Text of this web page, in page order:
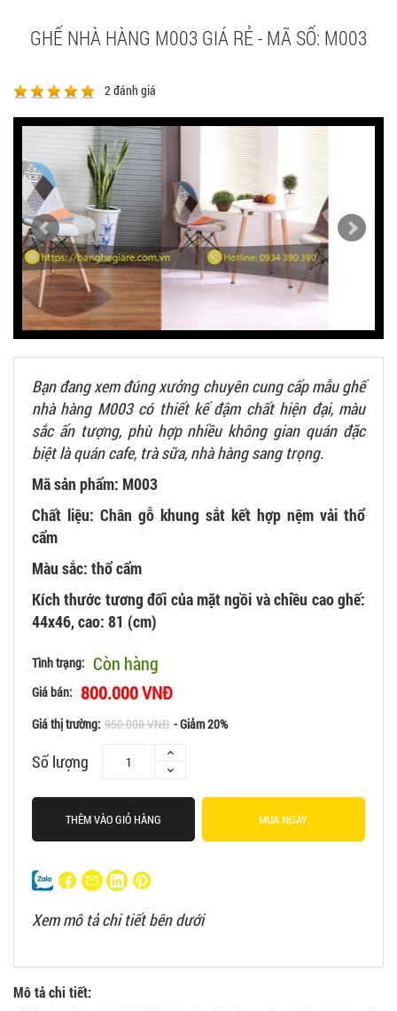
GHẾ NHÀ HÀNG M003 GIÁ RẺ - MÃ SỐ: M003
2đánh giá
Bạn đang xem đúng xưởng chuyên cung cấp mẫu ghế
nhà hàng M003 có thiết kế đậm chất hiện đại, màu
sắc ấn tượng, phù hợp nhiều không gian quán đặc
biệt là quán cafe, trà sữa, nhà hàng sang trọng.
Mã sản phẩm: M003
Chất liệu: Chân gỗ khung sắt kết hợp nệm vải thổ
cẩm
Màu sắc: thổ cẩm
Kích thước tương đối của mặt ngồi và chiều cao ghế:
44x46, cao: 81 (cm)
Tình trạng: Còn hàng
Giá bán: 800.000 VNĐ
Giá thị trường: 950.000 VNĐ - Giảm 20%
Số lượng
THÊM VÀO GIỎ HÀNG MUA NGAY
Xem mô tả chi tiết bên dưới
Mô tả chi tiết: